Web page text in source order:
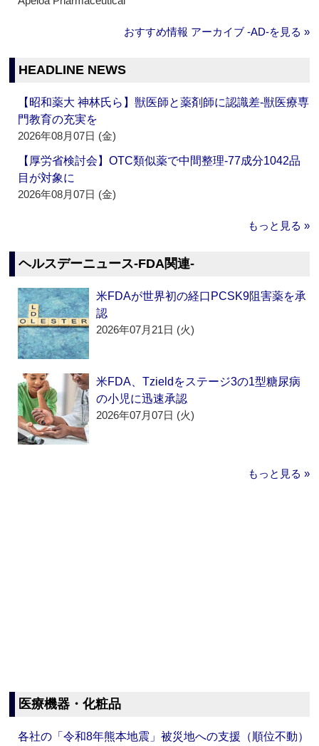
おすすめ情報 アーカイブ ‐AD‐を見る »
HEADLINE NEWS
【昭和薬大 神林氏ら】獣医師と薬剤師に認識差‐獣医療専
門教育の充実を
2026年08月07日 (金)
【厚労省検討会】OTC類似薬で中間整理‐77成分1042品
目が対象に
2026年08月07日 (金)
もっと見る »
ヘルスデーニュース‐FDA関連‐
米FDAが世界初の経口PCSK9阻害薬を承
認
2026年07月21日 (火)
米FDA、Tzieldをステージ3の1型糖尿病
の小児に迅速承認
2026年07月07日 (火)
もっと見る »
医療機器・化粧品
各社の「令和8年熊本地震」被災地への支援（順位不動）